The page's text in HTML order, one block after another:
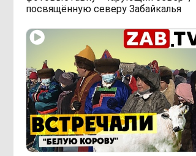
посвящённую северу Забайкалья